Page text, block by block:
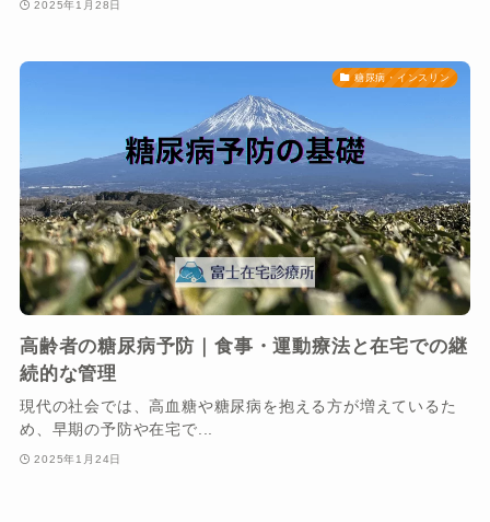
2025年1月28日
糖尿病・インスリン
高齢者の糖尿病予防｜食事・運動療法と在宅での継
続的な管理
現代の社会では、高血糖や糖尿病を抱える方が増えているた
め、早期の予防や在宅で...
2025年1月24日